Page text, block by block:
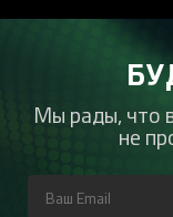
Мы рады, что
не